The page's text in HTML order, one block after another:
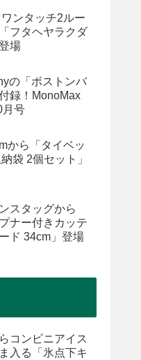
ンタッチ2ルー
フタヘヤラクダ
場
の「ボストンバ
録！MonoMax
月号
から「タイベッ
袋 2個セット」
スタッグから
ナー付きカッテ
ド 34cm」登場
コンビニアイス
入る「氷点下キ